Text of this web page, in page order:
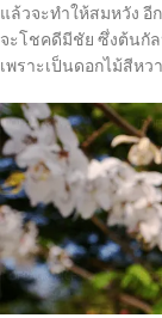
แล้วจะทำให้สมหวัง อี
จะโชคดีมีชัย ซึ่งต้นกัล
เพราะเป็นดอกไม้สีห